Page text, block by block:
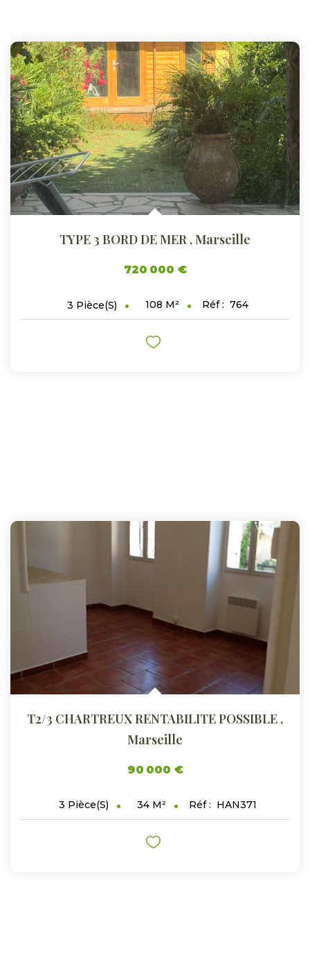
TYPE 3 BORD DE MER ,Marseille
720 000 €
3 Pièce(s) 108 M² Réf : 764
T2/3 CHARTREUX RENTABILITE POSSIBLE ,
Marseille
90 000 €
3 Pièce(s) 34 M² Réf : HAN371